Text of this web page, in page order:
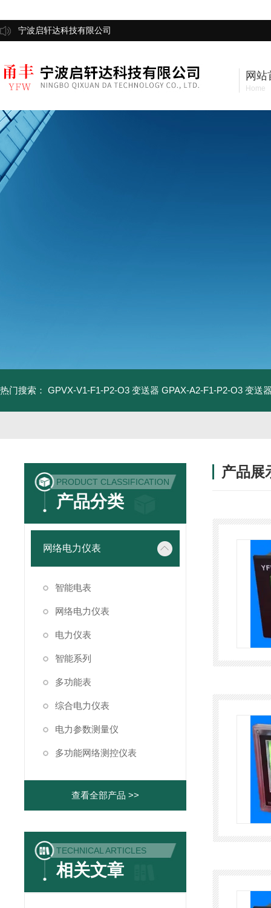
宁波启轩达科技有限公司
网站
Home
热门搜索： GPVX-V1-F1-P2-O3 变送器 GPAX-A2-F1-P2-O3 变送
PRODUCT CLASSIFICATION
产品分类
网络电力仪表
智能电表
网络电力仪表
电力仪表
智能系列
多功能表
综合电力仪表
电力参数测量仪
多功能网络测控仪表
查看全部产品 >>
TECHNICAL ARTICLES
相关文章
产品展